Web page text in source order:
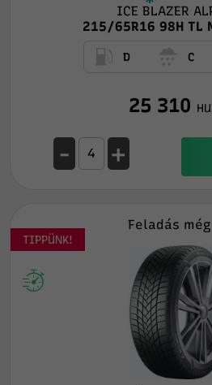
ICE BLAZER
215/65R16 98H TL
D C
25 310
- +
TIPPÜNK!
Feladás